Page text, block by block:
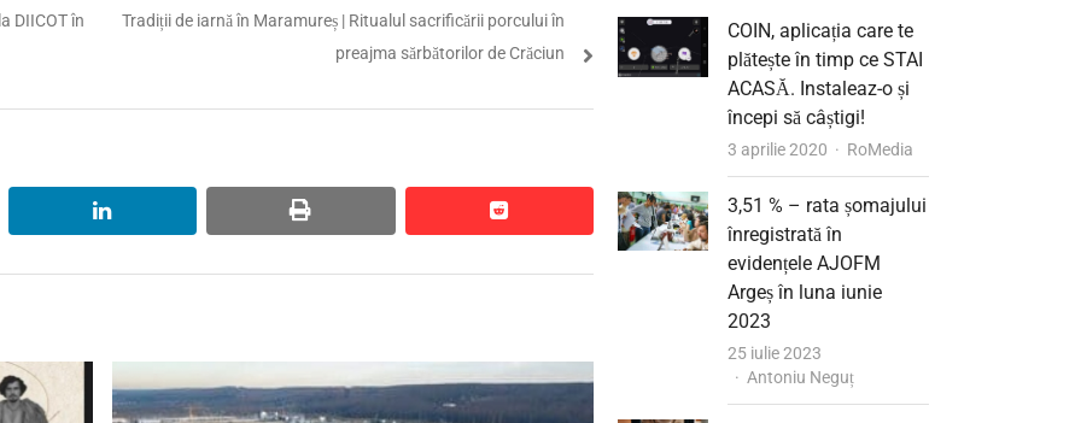
DIICOT în
Next
Tradiții de iarnă în Maramureș | Ritualul sacrificării porcului în
preajma sărbătorilor de Crăciun
linkedin print reddit
reddit
COIN, aplicația care te
plătește în timp ce STAI
ACASĂ. Instaleaz-o și
începi să câștigi!
3 aprilie 2020 Author
RoMedia
3,51 % – rata șomajului
înregistrată în
evidențele AJOFM
Argeș în luna iunie
2023
25 iulie 2023
Author
Antoniu Neguț